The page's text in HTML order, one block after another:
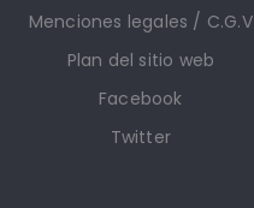
Menciones legales / C.G.V
Plan del sitio web
Facebook
Twitter